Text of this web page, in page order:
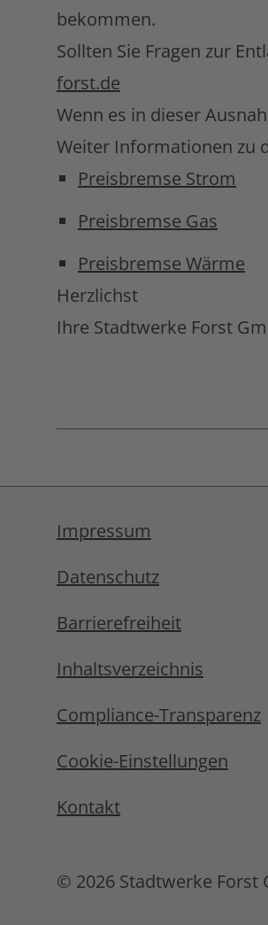
bekommen.
Sollten Sie Fragen zur
forst.de
Wenn es in dieser
Weiter Informationen zu
Preisbremse Strom
Preisbremse Gas
Preisbremse Wärme
Herzlichst
Ihre Stadtwerke Forst
Impressum
Datenschutz
Barrierefreiheit
Inhaltsverzeichnis
Compliance-Transparenz
Cookie-Einstellungen
Kontakt
© 2026 Stadtwerke Forst